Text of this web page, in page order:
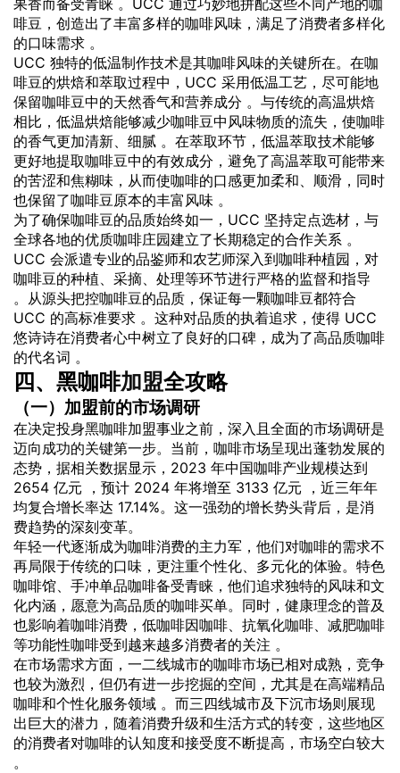
果香而备受青睐 。UCC 通过巧妙地拼配这些不同产地的咖
啡豆，创造出了丰富多样的咖啡风味，满足了消费者多样化
的口味需求 。
UCC 独特的低温制作技术是其咖啡风味的关键所在。在咖
啡豆的烘焙和萃取过程中，UCC 采用低温工艺，尽可能地
保留咖啡豆中的天然香气和营养成分 。与传统的高温烘焙
相比，低温烘焙能够减少咖啡豆中风味物质的流失，使咖啡
的香气更加清新、细腻 。在萃取环节，低温萃取技术能够
更好地提取咖啡豆中的有效成分，避免了高温萃取可能带来
的苦涩和焦糊味，从而使咖啡的口感更加柔和、顺滑，同时
也保留了咖啡豆原本的丰富风味 。
为了确保咖啡豆的品质始终如一，UCC 坚持定点选材，与
全球各地的优质咖啡庄园建立了长期稳定的合作关系 。
UCC 会派遣专业的品鉴师和农艺师深入到咖啡种植园，对
咖啡豆的种植、采摘、处理等环节进行严格的监督和指导
。从源头把控咖啡豆的品质，保证每一颗咖啡豆都符合
UCC 的高标准要求 。这种对品质的执着追求，使得 UCC
悠诗诗在消费者心中树立了良好的口碑，成为了高品质咖啡
的代名词 。
四、黑咖啡加盟全攻略
（一）加盟前的市场调研
在决定投身黑咖啡加盟事业之前，深入且全面的市场调研是
迈向成功的关键第一步。当前，咖啡市场呈现出蓬勃发展的
态势，据相关数据显示，2023 年中国咖啡产业规模达到
2654 亿元 ，预计 2024 年将增至 3133 亿元 ，近三年年
均复合增长率达 17.14%。这一强劲的增长势头背后，是消
费趋势的深刻变革。
年轻一代逐渐成为咖啡消费的主力军，他们对咖啡的需求不
再局限于传统的口味，更注重个性化、多元化的体验。特色
咖啡馆、手冲单品咖啡备受青睐，他们追求独特的风味和文
化内涵，愿意为高品质的咖啡买单。同时，健康理念的普及
也影响着咖啡消费，低咖啡因咖啡、抗氧化咖啡、减肥咖啡
等功能性咖啡受到越来越多消费者的关注 。
在市场需求方面，一二线城市的咖啡市场已相对成熟，竞争
也较为激烈，但仍有进一步挖掘的空间，尤其是在高端精品
咖啡和个性化服务领域 。而三四线城市及下沉市场则展现
出巨大的潜力，随着消费升级和生活方式的转变，这些地区
的消费者对咖啡的认知度和接受度不断提高，市场空白较大
。